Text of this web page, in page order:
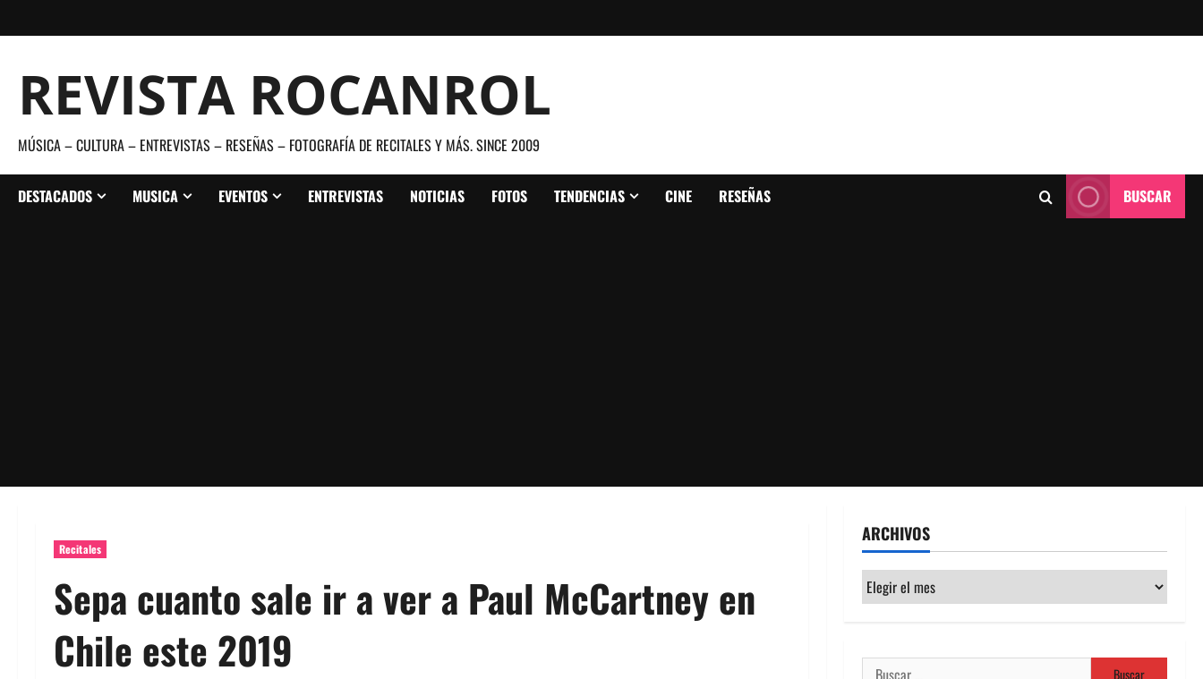
al
REVISTA ROCANROL
MÚSICA – CULTURA – ENTREVISTAS – RESEÑAS – FOTOGRAFÍA DE RECITALES Y MÁS. SINCE 2009
DESTACADOS MUSICA EVENTOS ENTREVISTAS NOTICIAS FOTOS TENDENCIAS CINE RESEÑAS BUSCAR
Recitales
Sepa cuanto sale ir a ver a Paul McCartney en
Chile este 2019
ARCHIVOS
Archivos
Buscar: